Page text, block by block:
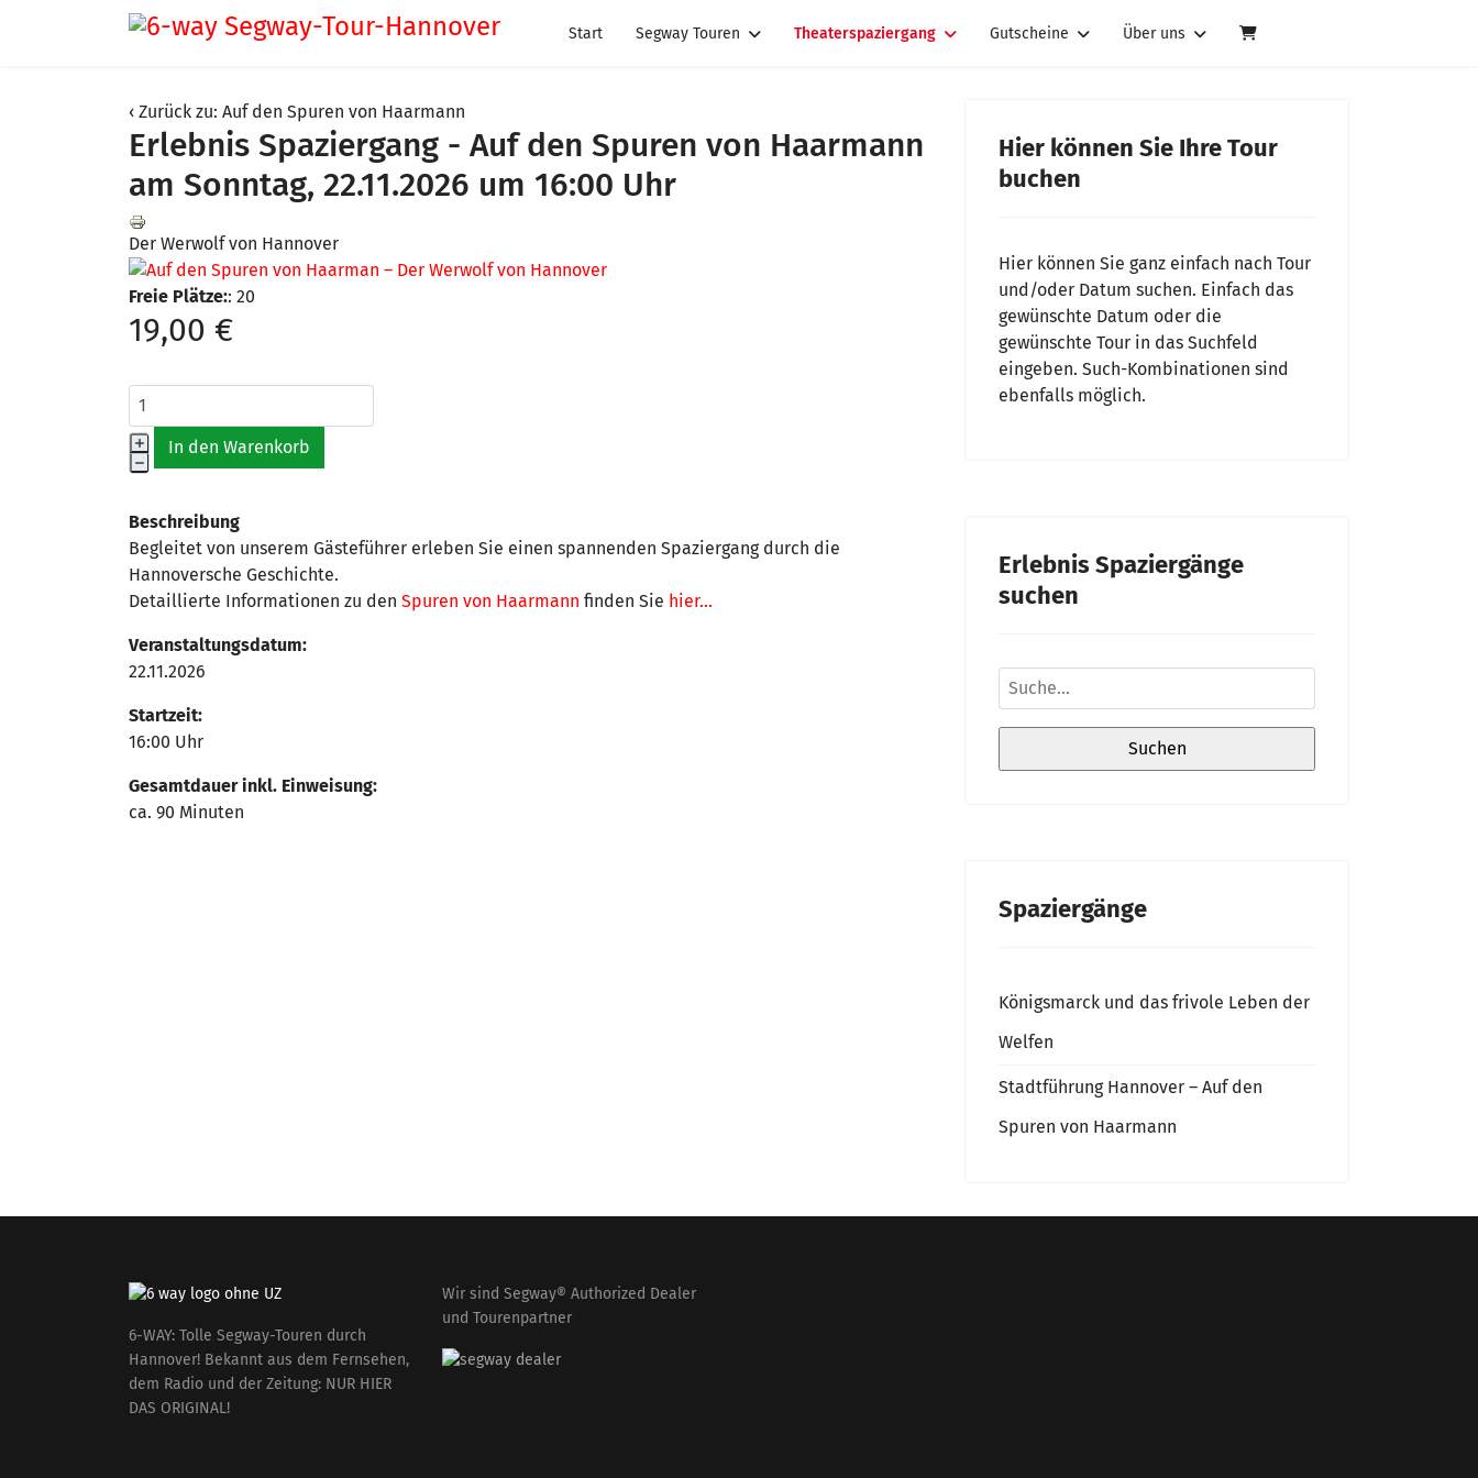
Start Segway Touren Theaterspaziergang Gutscheine Über uns
Zurück zu: Auf den Spuren von Haarmann
Erlebnis Spaziergang - Auf den Spuren von Haarmann
am Sonntag, 22.11.2026 um 16:00 Uhr
Der Werwolf von Hannover
Freie Plätze:: 20
19,00 €
Beschreibung
Begleitet von unserem Gästeführer erleben Sie einen spannenden Spaziergang durch die
Hannoversche Geschichte.
Detaillierte Informationen zu den Spuren von Haarmann finden Sie hier...
Veranstaltungsdatum:
22.11.2026
Startzeit:
16:00 Uhr
Gesamtdauer inkl. Einweisung:
ca. 90 Minuten
Hier können Sie Ihre Tour
buchen
Hier können Sie ganz einfach nach Tour
und/oder Datum suchen. Einfach das
gewünschte Datum oder die
gewünschte Tour in das Suchfeld
eingeben. Such-Kombinationen sind
ebenfalls möglich.
Erlebnis Spaziergänge
suchen
Spaziergänge
Königsmarck und das frivole Leben der
Welfen
Stadtführung Hannover – Auf den
Spuren von Haarmann
6-WAY: Tolle Segway-Touren durch
Hannover! Bekannt aus dem Fernsehen,
dem Radio und der Zeitung: NUR HIER
DAS ORIGINAL!
Wir sind Segway® Authorized Dealer
und Tourenpartner